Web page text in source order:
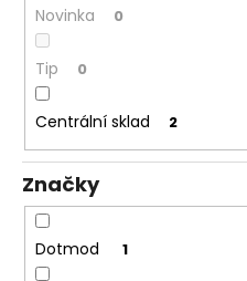
Novinka 0
Tip 0
Centrální sklad 2
Značky
Dotmod 1
u
m
DEKANG
DESERT
SHIP
10ML
18MG